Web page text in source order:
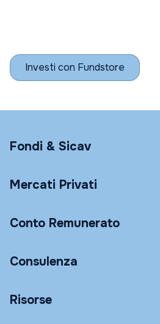
Investi con Fundstore
Fondi & Sicav
Mercati Privati
Conto Remunerato
Consulenza
Risorse